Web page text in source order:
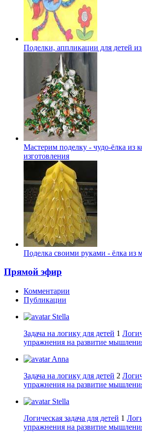
Поделки, аппликации для детей
Мастерим поделку - чудо-ёлка из
изготовления
Поделка своими руками - ёлка из
Прямой эфир
Комментарии
Публикации
Stella
Задача на логику для детей 1
упражнения на развитие
Anna
Задача на логику для детей 2
упражнения на развитие
Stella
Логическая задача для детей 1
упражнения на развитие